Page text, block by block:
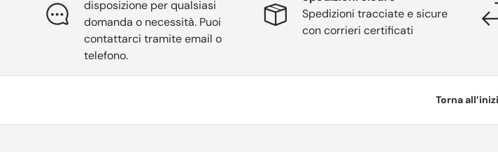
disposizione per qualsiasi
domanda o necessità. Puoi
contattarci tramite email o
telefono.
Spedizioni tracciate e sicure
con corrieri certificati
Torna